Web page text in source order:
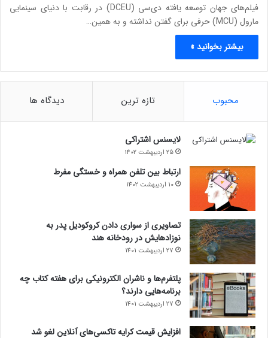
فیلم‌های جهان توسعه یافته دی‌سی (DCEU) در رقابت با دنیای سینمایی
مارول (MCU) حرفی برای گفتن نداشته و به همین…
بیشتر بخوانید »
محبوب تازه ترین دیدگاه ها
لایسنس اشتراکی
25 اردیبهشت 1402
ارتباط بین تلفن همراه و خستگی مفرط
10 اردیبهشت 1402
تصاویری از سواری دادن کروکودیل پدر به
نوزادهایش در رودخانه هند
27 اردیبهشت 1401
پلتفرم‌ها و ناشران الکترونیکی برای هفته کتاب چه
برنامه‌هایی دارند؟
27 اردیبهشت 1401
افزایش قیمت کرایه تاکسی‌های آنلاین لغو شد